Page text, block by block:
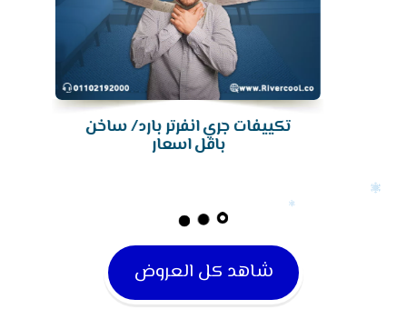
تكييف جري من ريفركول، اختيارك
الأمثل لأقصى درجات الراحة
شاهد كل العروض